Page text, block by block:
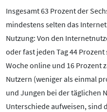
Insgesamt 63 Prozent der
mindestens selten das
Nutzung: Von den
oder fast jeden Tag 44
Woche online und 16 Prozent
Nutzern (weniger als einmal
und Jungen bei der täglichen
Unterschiede aufweisen, sind